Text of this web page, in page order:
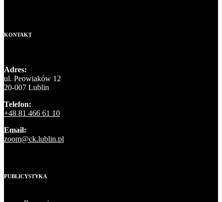
KONTAKT
Adres:
ul. Peowiaków 12
20-007 Lublin
Telefon:
+48 81 466 61 10
Email:
zoom@ck.lublin.pl
PUBLICYSTYKA